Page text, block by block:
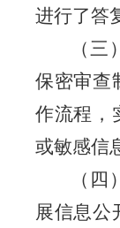
进行了答
（三
保密审查
作流程，
或敏感信
（四
展信息公